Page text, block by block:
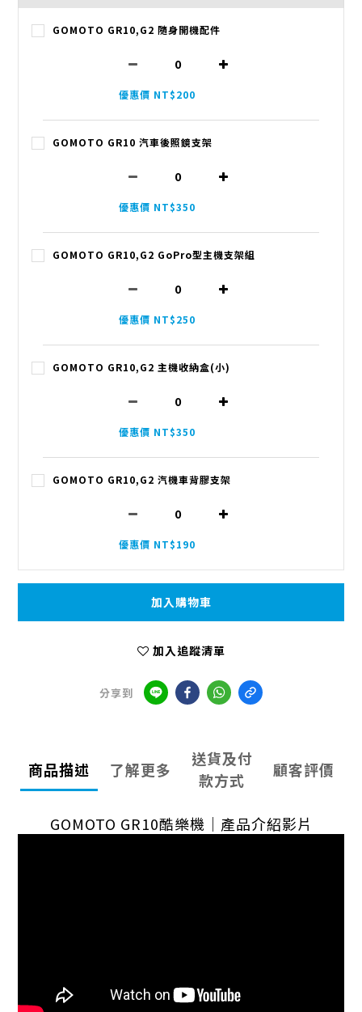
GOMOTO GR10,G2 隨身開機配件
優惠價 NT$200
GOMOTO GR10 汽車後照鏡支架
優惠價 NT$350
GOMOTO GR10,G2 GoPro型主機支架組
優惠價 NT$250
GOMOTO GR10,G2 主機收納盒(小)
優惠價 NT$350
GOMOTO GR10,G2 汽機車背膠支架
優惠價 NT$190
加入購物車
加入追蹤清單
分享到
商品描述 了解更多
送貨及付
款方式
顧客評價
GOMOTO GR10酷樂機｜產品介紹影片